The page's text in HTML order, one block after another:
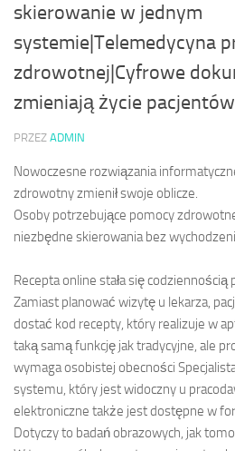
skierowanie w jednym
systemie|Telemedycyna
zdrowotnej|Cyfrowe
zmieniają życie pacjentów
PRZEZ ADMIN
Nowoczesne rozwiązania
zdrowotny zmienił swoje oblicze.
Osoby potrzebujące pomocy
niezbędne skierowania bez
Recepta online stała się codziennością
Zamiast planować wizytę u lekarza,
dostać kod recepty, który realizuje w
taką samą funkcję jak tradycyjne, ale
wymaga osobistej obecności
systemu, który jest widoczny u
elektroniczne także jest dostępne w
Dotyczy to badań obrazowych, jak